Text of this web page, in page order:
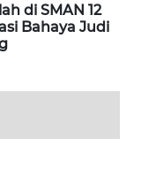
di SMAN 12
Bahaya Judi